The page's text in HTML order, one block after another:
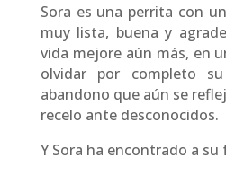
Sora es una perrita con
muy lista, buena y
vida mejore aún más, en
olvidar por completo
abandono que aún se
recelo ante desconocidos.
Y Sora ha encontrado a su